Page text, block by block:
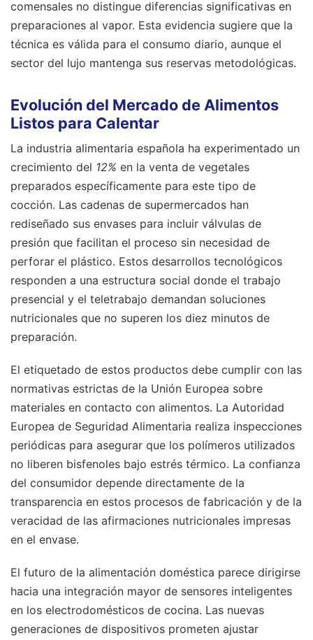
comensales no distingue diferencias significativas en
preparaciones al vapor. Esta evidencia sugiere que la
técnica es válida para el consumo diario, aunque el
sector del lujo mantenga sus reservas metodológicas.
Evolución del Mercado de Alimentos
Listos para Calentar
La industria alimentaria española ha experimentado un
crecimiento del 12% en la venta de vegetales
preparados específicamente para este tipo de
cocción. Las cadenas de supermercados han
rediseñado sus envases para incluir válvulas de
presión que facilitan el proceso sin necesidad de
perforar el plástico. Estos desarrollos tecnológicos
responden a una estructura social donde el trabajo
presencial y el teletrabajo demandan soluciones
nutricionales que no superen los diez minutos de
preparación.
El etiquetado de estos productos debe cumplir con las
normativas estrictas de la Unión Europea sobre
materiales en contacto con alimentos. La Autoridad
Europea de Seguridad Alimentaria realiza inspecciones
periódicas para asegurar que los polímeros utilizados
no liberen bisfenoles bajo estrés térmico. La confianza
del consumidor depende directamente de la
transparencia en estos procesos de fabricación y de la
veracidad de las afirmaciones nutricionales impresas
en el envase.
El futuro de la alimentación doméstica parece dirigirse
hacia una integración mayor de sensores inteligentes
en los electrodomésticos de cocina. Las nuevas
generaciones de dispositivos prometen ajustar